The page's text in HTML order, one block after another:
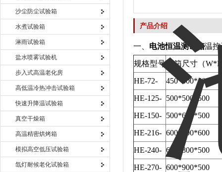
沙尘防尘试验箱
水煮试验箱
淋雨试验箱
盐水喷雾试验机
步入式高温老化房
高低温冷热冲击试验箱
快速升降温试验箱
真空干燥箱
高温精密烘烤箱
模拟高空低压试验箱
氙灯耐候老化试验箱
产品介绍
一、 电池恒温测试箱温
规格型号 内箱尺寸（
HE-72- 450*400*400
HE-125- 500*500*500
HE-150- 500*600*500
HE-216- 600*600*600
HE-240- 600*800*500
HE-270- 600*900*500